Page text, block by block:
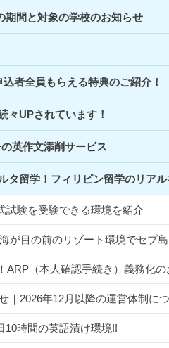
期間と対象の学校のお知らせ
者全員もらえる特典のご紹介！
々UPされています！
英作文添削サービス
タ留学！フィリピン留学のリア
試験を受験できる環境を紹介
が目の前のリゾート環境でセブ
ARP（本人確認手続き）義務化
｜2026年12月以降の運営体制に
10時間の英語漬け環境!!